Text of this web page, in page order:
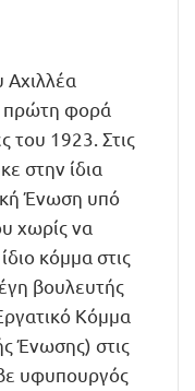
Αχιλλέα
πρώτη φορά
του 1923. Στις
στην ίδια
Ένωση υπό
χωρίς να
κόμμα στις
βουλευτής
Κόμμα
Ένωσης) στις
υφυπουργός